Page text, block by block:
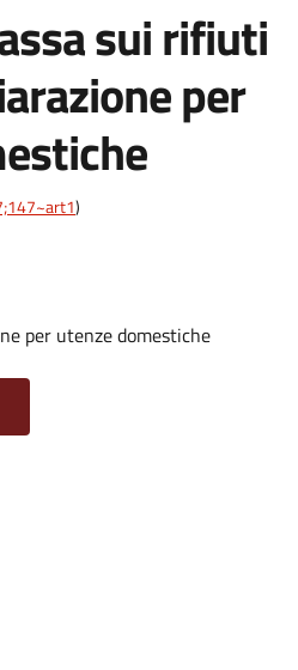
sui rifiuti
per
)
per utenze domestiche